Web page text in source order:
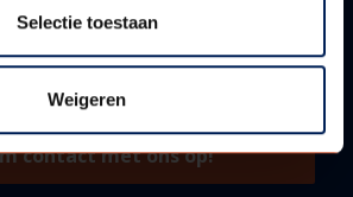
Selectie toestaan
Weigeren
GRAAG!
contact met ons op!